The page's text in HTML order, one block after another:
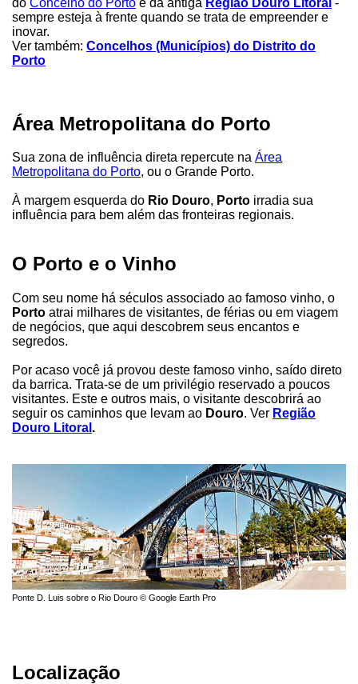
sempre esteja à frente quando se trata de empreender e
inovar.
Ver também: Concelhos (Municípios) do Distrito do
Porto
Área Metropolitana do Porto
Sua zona de influência direta repercute na Área
Metropolitana do Porto, ou o Grande Porto.
À margem esquerda do Rio Douro, Porto irradia sua
influência para bem além das fronteiras regionais.
O Porto e o Vinho
Com seu nome há séculos associado ao famoso vinho, o
Porto atrai milhares de visitantes, de férias ou em viagem
de negócios, que aqui descobrem seus encantos e
segredos.
Por acaso você já provou deste famoso vinho, saído direto
da barrica. Trata-se de um privilégio reservado a poucos
visitantes. Este e outros mais, o visitante descobrirá ao
seguir os caminhos que levam ao Douro. Ver Região
Douro Litoral .
Ponte D. Luis sobre o Rio Douro © Google Earth Pro
Localização